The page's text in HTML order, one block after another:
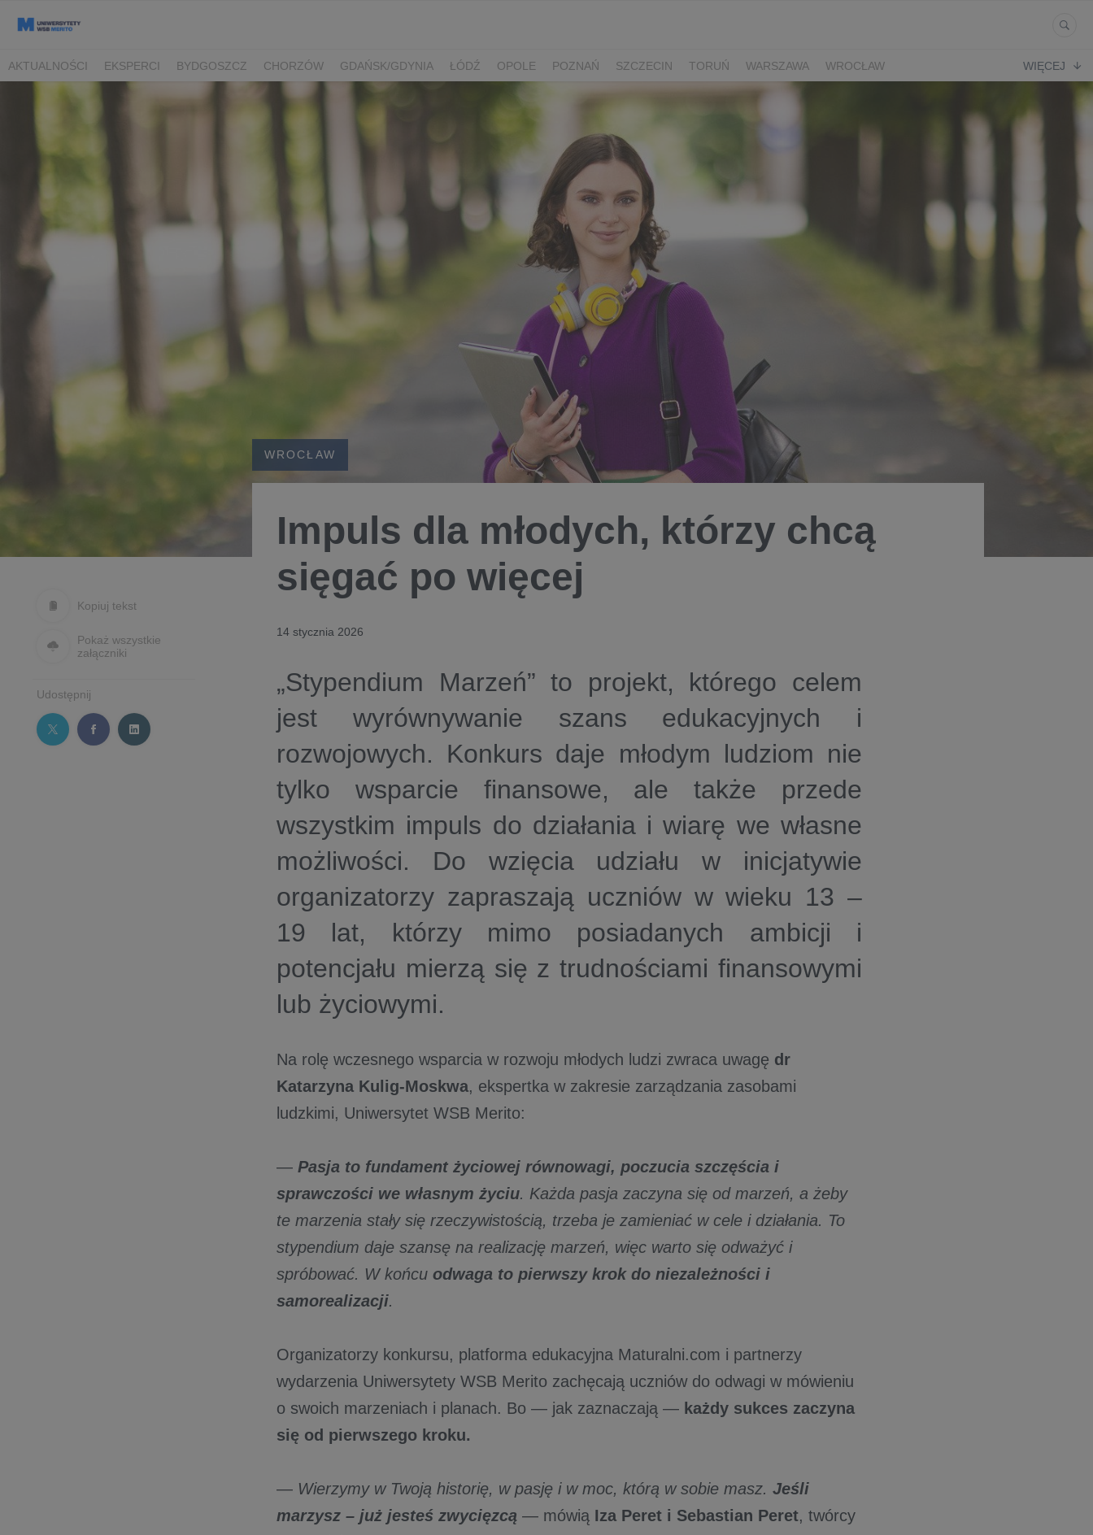
AKTUALNOŚCI EKSPERCI BYDGOSZCZ CHORZÓW GDAŃSK/GDYNIA ŁÓDŹ OPOLE POZNAŃ SZCZECIN TORUŃ WARSZAWA
WROCŁAW
WIĘCEJ
Kopiuj tekst
Pokaż wszystkie
załączniki
Udostępnij
WROCŁAW
Impuls dla młodych, którzy chcą
sięgać po więcej
14 stycznia 2026
„Stypendium Marzeń” to projekt, którego celem
jest wyrównywanie szans edukacyjnych i
rozwojowych. Konkurs daje młodym ludziom nie
tylko wsparcie finansowe, ale także przede
wszystkim impuls do działania i wiarę we własne
możliwości. Do wzięcia udziału w inicjatywie
organizatorzy zapraszają uczniów w wieku 13 –
19 lat, którzy mimo posiadanych ambicji i
potencjału mierzą się z trudnościami finansowymi
lub życiowymi.
Na rolę wczesnego wsparcia w rozwoju młodych ludzi zwraca uwagę dr
Katarzyna Kulig-Moskwa, ekspertka w zakresie zarządzania zasobami
ludzkimi, Uniwersytet WSB Merito:
— Pasja to fundament życiowej równowagi, poczucia szczęścia i
sprawczości we własnym życiu. Każda pasja zaczyna się od marzeń, a żeby
te marzenia stały się rzeczywistością, trzeba je zamieniać w cele i działania. To
stypendium daje szansę na realizację marzeń, więc warto się odważyć i
spróbować. W końcu odwaga to pierwszy krok do niezależności i
samorealizacji.
Organizatorzy konkursu, platforma edukacyjna Maturalni.com i partnerzy
wydarzenia Uniwersytety WSB Merito zachęcają uczniów do odwagi w mówieniu
o swoich marzeniach i planach. Bo — jak zaznaczają — każdy sukces zaczyna
się od pierwszego kroku.
— Wierzymy w Twoją historię, w pasję i w moc, którą w sobie masz. Jeśli
marzysz – już jesteś zwycięzcą — mówią Iza Peret i Sebastian Peret, twórcy